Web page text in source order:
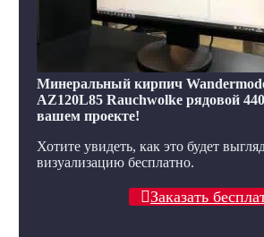
Минеральный кирпич
AZ120L85 Rauchwolke рядовой
вашем проекте!
Хотите увидеть, как это будет
визуализацию бесплатно.
Заказать